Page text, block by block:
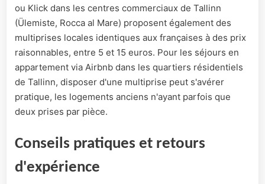
ou Klick dans les centres commerciaux de Tallinn
(Ülemiste, Rocca al Mare) proposent également des
multiprises locales identiques aux françaises à des prix
raisonnables, entre 5 et 15 euros. Pour les séjours en
appartement via Airbnb dans les quartiers résidentiels
de Tallinn, disposer d'une multiprise peut s'avérer
pratique, les logements anciens n'ayant parfois que
deux prises par pièce.
Conseils pratiques et retours
d'expérience